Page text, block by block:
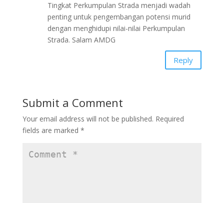
Tingkat Perkumpulan Strada menjadi wadah
penting untuk pengembangan potensi murid
dengan menghidupi nilai-nilai Perkumpulan
Strada. Salam AMDG
Reply
Submit a Comment
Your email address will not be published. Required
fields are marked *